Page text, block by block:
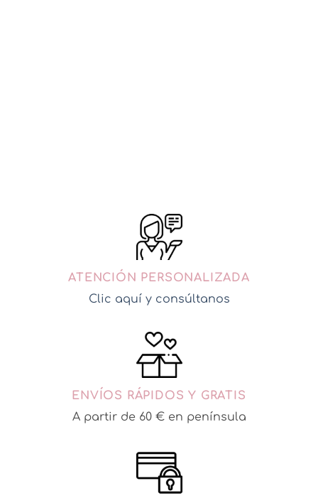
ATENCIÓN PERSONALIZADA
Clic aquí y consúltanos
ENVÍOS RÁPIDOS Y GRATIS
A partir de 60 € en península